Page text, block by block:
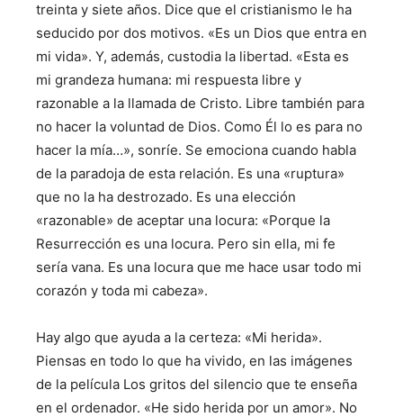
treinta y siete años. Dice que el cristianismo le ha
seducido por dos motivos. «Es un Dios que entra en
mi vida». Y, además, custodia la libertad. «Esta es
mi grandeza humana: mi respuesta libre y
razonable a la llamada de Cristo. Libre también para
no hacer la voluntad de Dios. Como Él lo es para no
hacer la mía…», sonríe. Se emociona cuando habla
de la paradoja de esta relación. Es una «ruptura»
que no la ha destrozado. Es una elección
«razonable» de aceptar una locura: «Porque la
Resurrección es una locura. Pero sin ella, mi fe
sería vana. Es una locura que me hace usar todo mi
corazón y toda mi cabeza».
Hay algo que ayuda a la certeza: «Mi herida».
Piensas en todo lo que ha vivido, en las imágenes
de la película Los gritos del silencio que te enseña
en el ordenador. «He sido herida por un amor». No